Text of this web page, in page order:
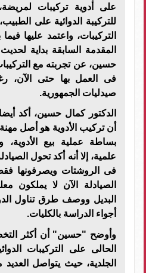
على أدوية تركيبات
للتركيبة الدوائية على
التركيبات، واعتمد عليها
المقدمة السابقة بداية
حسين، عن تجربته مع التركيبات
فى العمل بها حتى الآن،
صيدليات الجمهورية.
الدكتور كمال حسين، أكد
أن تركيب الأدوية هو أصل
بساطة عملية بيع
علمية، إلا أنه أكد تحول
فى الروشتات ويصرفونها
الصيادلة الآن لا يملكون
البديل ووصف طرق تناول
أجواء الدراسة بالكليات.
وأوضح "حسين" أن أكثر
الحالى على التركيبات
الجلدية، حيث يتواصل